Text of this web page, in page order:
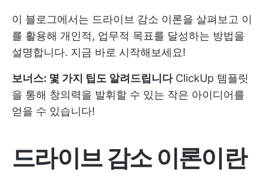
이 블로그에서는 드라이브 감소 이론을 살펴보고 이
를 활용해 개인적, 업무적 목표를 달성하는 방법을
설명합니다. 지금 바로 시작해보세요!
보너스: 몇 가지 팁도 알려드립니다 ClickUp 템플릿
을 통해 창의력을 발휘할 수 있는 작은 아이디어를
얻을 수 있습니다!
드라이브 감소 이론이란